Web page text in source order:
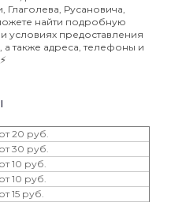
Глаголева, Русановича,
найти подробную
условиях предоставления
а также адреса, телефоны и
от 20 руб.
от 30 руб.
от 10 руб.
от 10 руб.
от 15 руб.